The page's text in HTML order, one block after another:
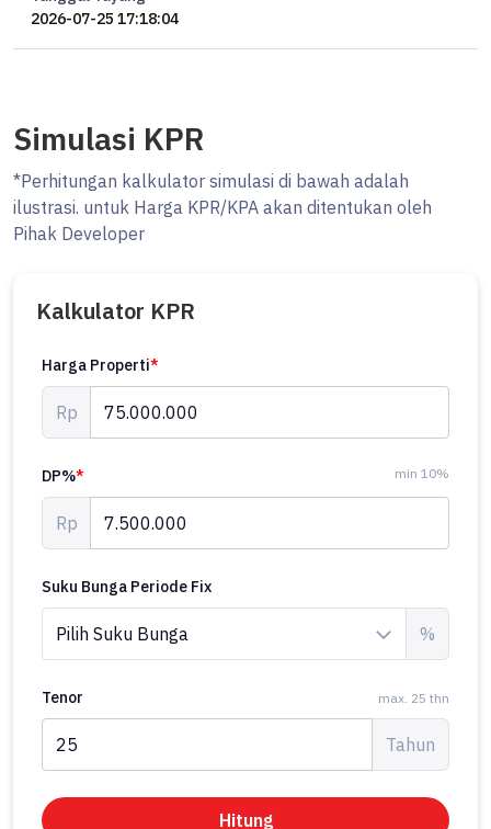
2026-07-25 17:18:04
Simulasi KPR
*Perhitungan kalkulator simulasi di bawah adalah
ilustrasi. untuk Harga KPR/KPA akan ditentukan oleh
Pihak Developer
Kalkulator KPR
Harga Properti*
Rp
DP%* min 10%
Rp
Suku Bunga Periode Fix
%
Tenor max. 25 thn
Tahun
Hitung